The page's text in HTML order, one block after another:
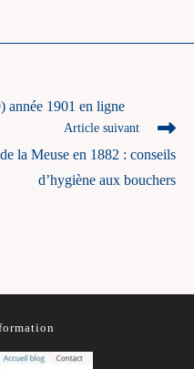
année 1901 en ligne
Article suivant
la Meuse en 1882 : conseils
d’hygiène aux bouchers